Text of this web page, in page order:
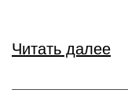
Читать далее